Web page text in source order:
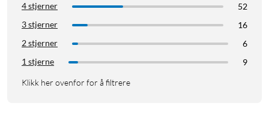
Spesifikasjoner
Vanntank: 4 l
Lydnivå: <25 db>
Innebygd hygrometer
4 stjerner
52
3 stjerner
16
2 stjerner
6
1 stjerne
9
Klikk her ovenfor for å filtrere